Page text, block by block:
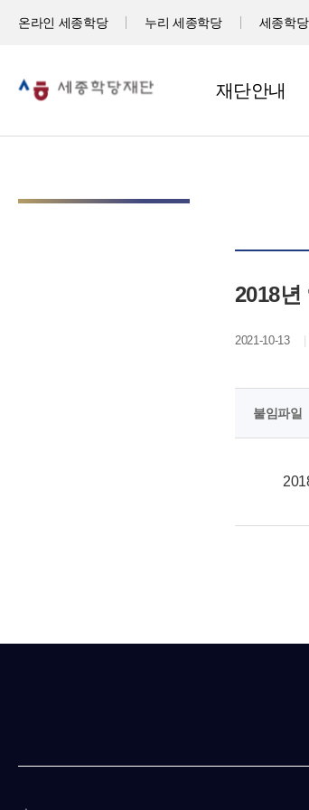
온라인 세종학당 누리 세종학당 세종학
재단안내
2018년
2021-10-13
붙임파일